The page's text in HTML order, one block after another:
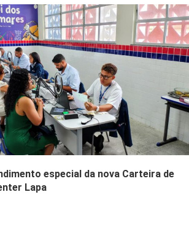
especial da nova Carteira de
Lapa